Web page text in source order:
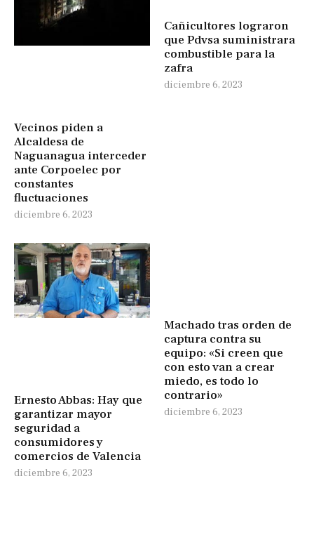
Vecinos piden a
Alcaldesa de
Naguanagua interceder
ante Corpoelec por
constantes
fluctuaciones
diciembre 6, 2023
Cañicultores lograron
que Pdvsa suministrara
combustible para la
zafra
diciembre 6, 2023
Ernesto Abbas: Hay que
garantizar mayor
seguridad a
consumidores y
comercios de Valencia
diciembre 6, 2023
Machado tras orden de
captura contra su
equipo: «Si creen que
con esto van a crear
miedo, es todo lo
contrario»
diciembre 6, 2023